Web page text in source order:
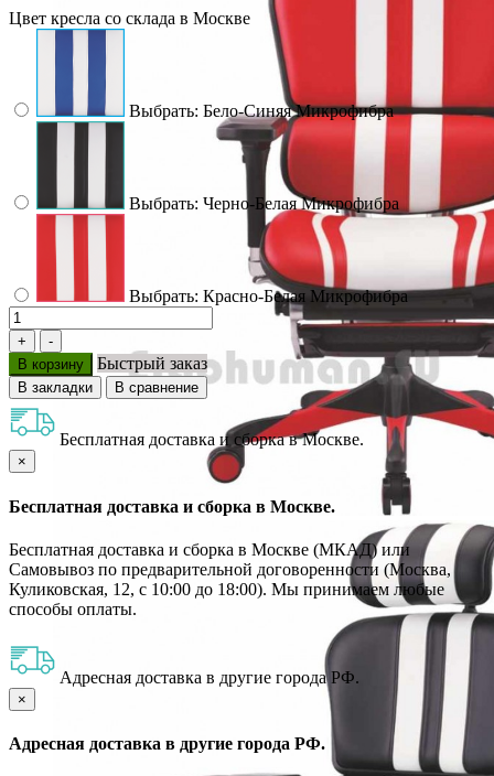
Цвет кресла со склада в Москве
Выбрать: Бело-Синяя Микрофибра
Выбрать: Черно-Белая Микрофибра
Выбрать: Красно-Белая Микрофибра
В корзину Быстрый заказ
В закладки В сравнение
Бесплатная доставка и сборка в Москве.
×
Бесплатная доставка и сборка в Москве.
Бесплатная доставка и сборка в Москве (МКАД) или
Самовывоз по предварительной договоренности (Москва,
Куликовская, 12, с 10:00 до 18:00). Мы принимаем любые
способы оплаты.
Адресная доставка в другие города РФ.
×
Адресная доставка в другие города РФ.